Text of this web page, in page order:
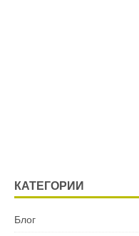
КАТЕГОРИИ
Блог